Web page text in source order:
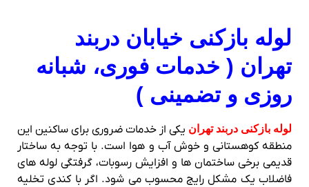
لوله‌ بازکنی خیابان دربند
تهران ( خدمات فوری، شبانه‌
روزی و تضمینی )
لوله‌ بازکنی دربند تهران یکی از خدمات ضروری برای ساکنین این
منطقه کوهستانی و خوش‌ آب‌ و هوا است. با توجه به ساختار
قدیمی برخی ساختمان‌ ها و افزایش رسوبات، گرفتگی لوله‌ های
فاضلاب یک مشکل رایج محسوب می‌ شود. اگر با کندی تخلیه